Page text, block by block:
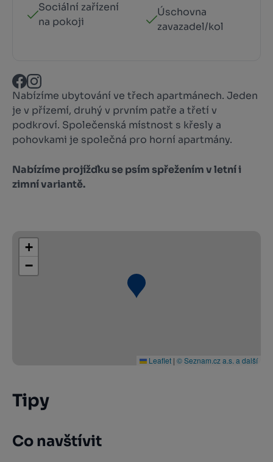
Sociální zařízení
na pokoji
Úschovna
zavazadel/kol
Nabízíme ubytování ve třech apartmánech. Jeden
je v přízemí, druhý v prvním patře a třetí v
podkroví. Společenská místnost s křesly a
pohovkami je společná pro horní apartmány.
Nabízíme projížďku se psím spřežením v letní i
zimní variantě.
+
−
Leaflet | © Seznam.cz a.s. a další
Tipy
Co navštívit